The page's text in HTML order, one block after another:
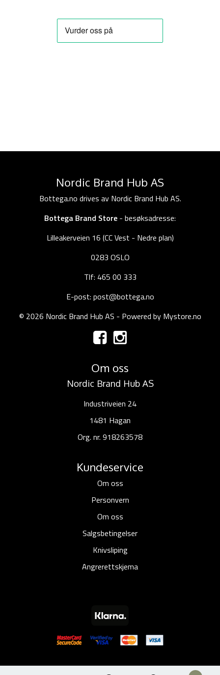
Nordic Brand Hub AS
Bottega.no drives av Nordic Brand Hub AS.
Bottega Brand Store - besøksadresse:
Lilleakerveien 16 (CC Vest - Nedre plan)
0283 OSLO
Tlf: 465 00 333
E-post: post@bottega.no
© 2026 Nordic Brand Hub AS - Powered by Mystore.no
Om oss
Nordic Brand Hub AS
Industriveien 24
1481 Hagan
Org. nr. 918263578
Kundeservice
Om oss
Personvern
Om oss
Salgsbetingelser
Knivsliping
Angrerettskjema